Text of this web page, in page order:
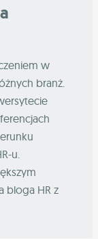
w
branż.
u.
bloga HR z